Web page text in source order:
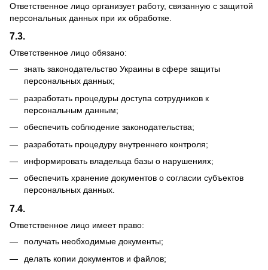
Ответственное лицо организует работу, связанную с защитой
персональных данных при их обработке.
7.3.
Ответственное лицо обязано:
знать законодательство Украины в сфере защиты
персональных данных;
разработать процедуры доступа сотрудников к
персональным данным;
обеспечить соблюдение законодательства;
разработать процедуру внутреннего контроля;
информировать владельца базы о нарушениях;
обеспечить хранение документов о согласии субъектов
персональных данных.
7.4.
Ответственное лицо имеет право:
получать необходимые документы;
делать копии документов и файлов;